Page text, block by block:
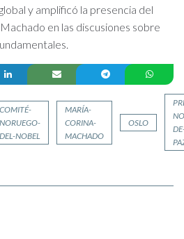
y amplificó la presencia del
en las discusiones sobre
COMITÉ-
NORUEGO-
DEL-NOBEL
MARÍA-
CORINA-
MACHADO
OSLO